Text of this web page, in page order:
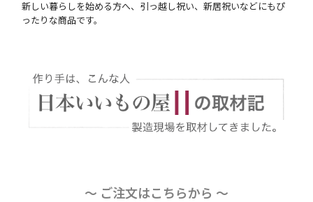
新しい暮らしを始める方へ、引っ越し祝い、新居祝いなどにもぴ
ったりな商品です。
〜 ご注文はこちらから 〜